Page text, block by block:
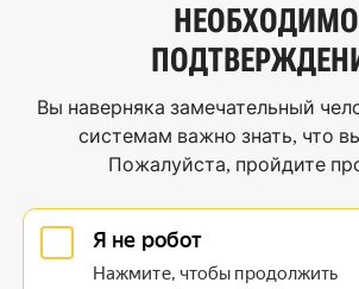
НЕОБХОДИМО
Вы наверняка замечательный
системам важно знать, что
Пожалуйста, пройдите